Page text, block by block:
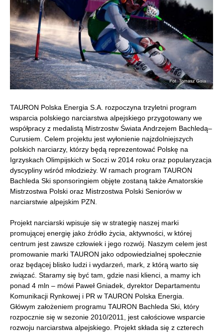
TAURON Polska Energia S.A. rozpoczyna trzyletni program
wsparcia polskiego narciarstwa alpejskiego przygotowany we
współpracy z medalistą Mistrzostw Świata Andrzejem Bachledą–
Curusiem. Celem projektu jest wyłonienie najzdolniejszych
polskich narciarzy, którzy będą reprezentować Polskę na
Igrzyskach Olimpijskich w Soczi w 2014 roku oraz popularyzacja
dyscypliny wśród młodzieży. W ramach program TAURON
Bachleda Ski sponsoringiem objęte zostaną także Amatorskie
Mistrzostwa Polski oraz Mistrzostwa Polski Seniorów w
narciarstwie alpejskim PZN.
Projekt narciarski wpisuje się w strategię naszej marki
promującej energię jako źródło życia, aktywności, w której
centrum jest zawsze człowiek i jego rozwój. Naszym celem jest
promowanie marki TAURON jako odpowiedzialnej społecznie
oraz będącej blisko ludzi i wydarzeń, mark, z którą warto się
związać. Staramy się być tam, gdzie nasi klienci, a mamy ich
ponad 4 mln – mówi Paweł Gniadek, dyrektor Departamentu
Komunikacji Rynkowej i PR w TAURON Polska Energia.
Główym założeniem programu TAURON Bachleda Ski, który
rozpocznie się w sezonie 2010/2011, jest całościowe wsparcie
rozwoju narciarstwa alpejskiego. Projekt składa się z czterech